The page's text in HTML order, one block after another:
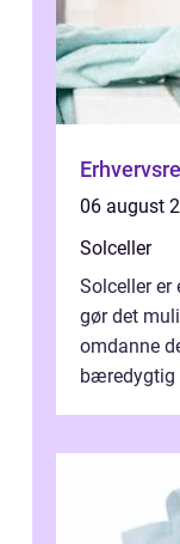
06 august
Solceller
Solceller er
gør det
omdanne
bæredygtig